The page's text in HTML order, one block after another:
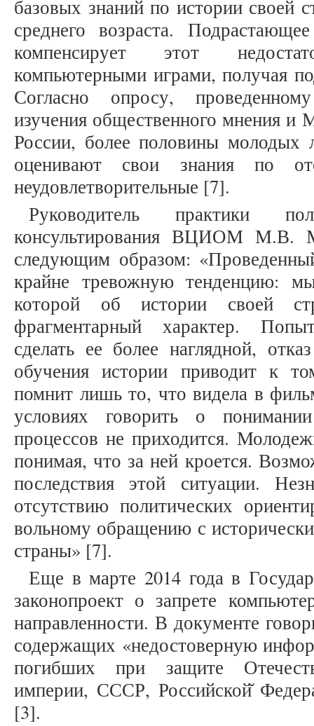
базовых знаний по истории своей
среднего возраста.
компенсирует этот
компьютерными играми, получая
Согласно опросу,
изучения общественного мнения и
России, более половины молодых
оценивают свои знания по
неудовлетворительные [7].
Руководитель практики
консультирования ВЦИОМ М.В.
следующим образом:
крайне тревожную тенденцию:
которой об истории своей
фрагментарный характер.
сделать ее более наглядной,
обучения истории приводит к
помнит лишь то, что видела в
условиях говорить о
процессов не приходится.
понимая, что за ней кроется.
последствия этой ситуации.
отсутствию политических
вольному обращению с
страны» [7].
Еще в марте 2014 года в
законопроект о запрете
направленности. В документе
содержащих «недостоверную
погибших при защите
империи, СССР, Российской̆
[3].